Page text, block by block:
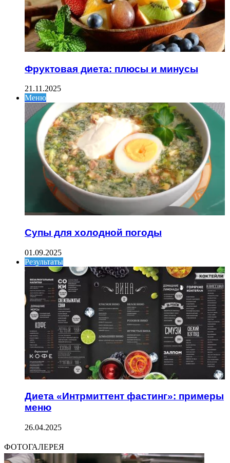
Фруктовая диета: плюсы и минусы
21.11.2025
Меню
Супы для холодной погоды
01.09.2025
Результаты
Диета «Интрмиттент фастинг»: примеры
меню
26.04.2025
ФОТОГАЛЕРЕЯ